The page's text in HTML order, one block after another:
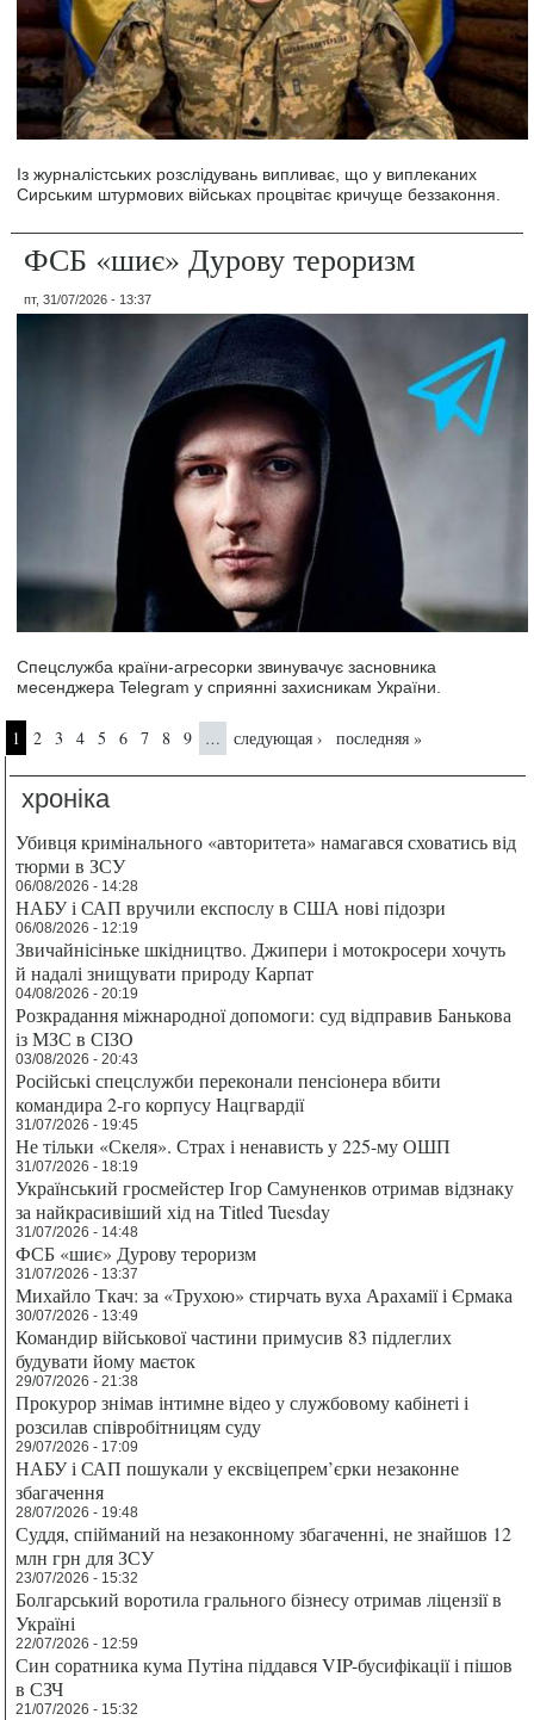
Із журналістських розслідувань випливає, що у виплеканих
Сирським штурмових військах процвітає кричуще беззаконня.
ФСБ «шиє» Дурову тероризм
пт, 31/07/2026 - 13:37
Спецслужба країни-агресорки звинувачує засновника
месенджера Telegram у сприянні захисникам України.
Страницы
1 2 3 4 5 6 7 8 9 … следующая › последняя »
хроніка
Убивця кримінального «авторитета» намагався сховатись від
тюрми в ЗСУ
06/08/2026 - 14:28
НАБУ і САП вручили експослу в США нові підозри
06/08/2026 - 12:19
Звичайнісіньке шкідництво. Джипери і мотокросери хочуть
й надалі знищувати природу Карпат
04/08/2026 - 20:19
Розкрадання міжнародної допомоги: суд відправив Банькова
із МЗС в СІЗО
03/08/2026 - 20:43
Російські спецслужби переконали пенсіонера вбити
командира 2-го корпусу Нацгвардії
31/07/2026 - 19:45
Не тільки «Скеля». Страх і ненависть у 225-му ОШП
31/07/2026 - 18:19
Український гросмейстер Ігор Самуненков отримав відзнаку
за найкрасивіший хід на Titled Tuesday
31/07/2026 - 14:48
ФСБ «шиє» Дурову тероризм
31/07/2026 - 13:37
Михайло Ткач: за «Трухою» стирчать вуха Арахамії і Єрмака
30/07/2026 - 13:49
Командир військової частини примусив 83 підлеглих
будувати йому маєток
29/07/2026 - 21:38
Прокурор знімав інтимне відео у службовому кабінеті і
розсилав співробітницям суду
29/07/2026 - 17:09
НАБУ і САП пошукали у ексвіцепрем’єрки незаконне
збагачення
28/07/2026 - 19:48
Суддя, спійманий на незаконному збагаченні, не знайшов 12
млн грн для ЗСУ
23/07/2026 - 15:32
Болгарський воротила грального бізнесу отримав ліцензії в
Україні
22/07/2026 - 12:59
Син соратника кума Путіна піддався VIP-бусифікації і пішов
в СЗЧ
21/07/2026 - 15:32